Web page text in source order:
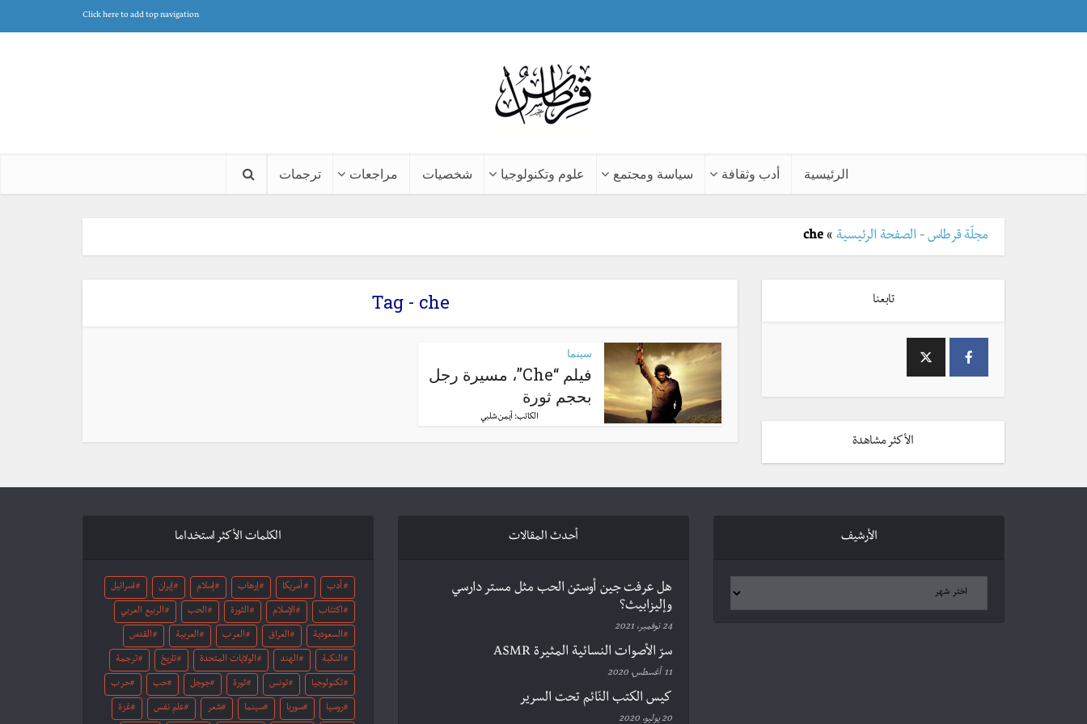
Click here to add top navigation
الرئيسية أدب وثقافة سياسة ومجتمع علوم وتكنولوجيا شخصيات مراجعات ترجمات
مجلّة قرطاس - الصفحة الرئيسية »
che
Tag - che
سينما
فيلم “Che”، مسيرة رجل
بحجم ثورة
الكاتب: أيمن شلبي
تابعنا
الأكثر مشاهدة
الكلمات الأكثر استخداما
أدب أمريكا إرهاب إسلام إيران اسرائيل
اكتئاب الإسلام الثورة الحب الربيع العربي
السعودية العراق العرب العربية القدس
النكبة الهند الولايات المتحدة تاريخ ترجمة
تكنولوجيا تونس ثورة جوجل حب حرب
روسيا سوريا سينما شعر علم نفس غزة
أحدث المقالات
هل عرفت جين أوستن الحب مثل مستر دارسي
وإليزابيث؟
24 نوفمبر، 2021
سرّ الأصوات النسائية المثيرة ASMR
11 أغسطس، 2020
كيس الكتب النّائم تحت السرير
20 يوليو، 2020
الأرشيف